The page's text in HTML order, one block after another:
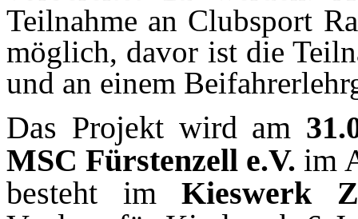
Teilnahme an Clubsport
möglich, davor ist die
und an einem
Das Projekt wird am
MSC Fürstenzell e.V. im
besteht imKieswerk